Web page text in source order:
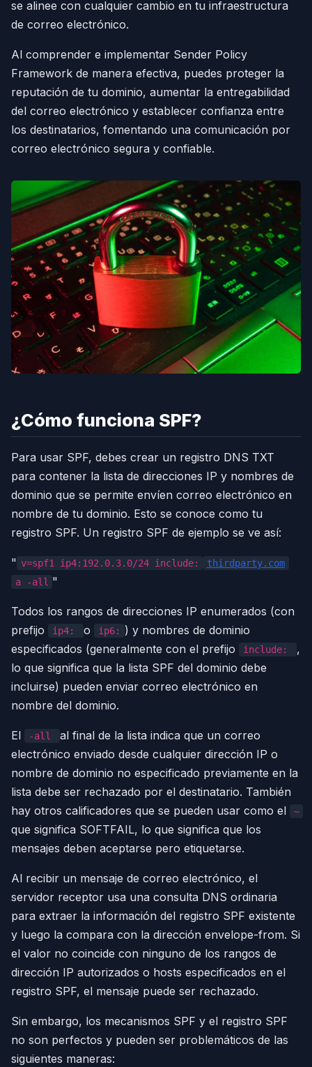
se alinee con cualquier cambio en tu infraestructura
de correo electrónico.
Al comprender e implementar Sender Policy
Framework de manera efectiva, puedes proteger la
reputación de tu dominio, aumentar la entregabilidad
del correo electrónico y establecer confianza entre
los destinatarios, fomentando una comunicación por
correo electrónico segura y confiable.
¿Cómo funciona SPF?
Para usar SPF, debes crear un registro DNS TXT
para contener la lista de direcciones IP y nombres de
dominio que se permite envíen correo electrónico en
nombre de tu dominio. Esto se conoce como tu
registro SPF. Un registro SPF de ejemplo se ve así:
" v=spf1 ip4:192.0.3.0/24 include:
thirdparty.com
a -all "
Todos los rangos de direcciones IP enumerados (con
prefijo
ip4: o ip6:
) y nombres de dominio
especificados (generalmente con el prefijo
include:
,
lo que significa que la lista SPF del dominio debe
incluirse) pueden enviar correo electrónico en
nombre del dominio.
El -all
al final de la lista indica que un correo
electrónico enviado desde cualquier dirección IP o
nombre de dominio no especificado previamente en la
lista debe ser rechazado por el destinatario. También
hay otros calificadores que se pueden usar como el
~
que significa SOFTFAIL, lo que significa que los
mensajes deben aceptarse pero etiquetarse.
Al recibir un mensaje de correo electrónico, el
servidor receptor usa una consulta DNS ordinaria
para extraer la información del registro SPF existente
y luego la compara con la dirección envelope-from. Si
el valor no coincide con ninguno de los rangos de
dirección IP autorizados o hosts especificados en el
registro SPF, el mensaje puede ser rechazado.
Sin embargo, los mecanismos SPF y el registro SPF
no son perfectos y pueden ser problemáticos de las
siguientes maneras: